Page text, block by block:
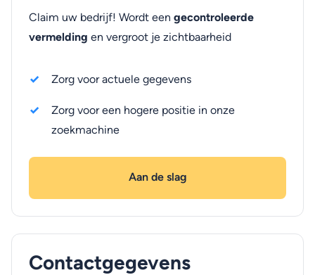
Claim uw bedrijf! Wordt een gecontroleerde
vermelding en vergroot je zichtbaarheid
Zorg voor actuele gegevens
Zorg voor een hogere positie in onze
zoekmachine
Aan de slag
Contactgegevens